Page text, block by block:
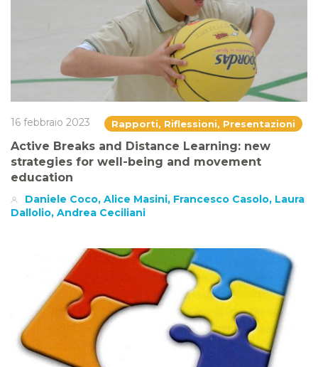
16 febbraio 2023 Rapporti, Riflessioni, Presentazioni
Active Breaks and Distance Learning: new
strategies for well-being and movement
education
Daniele Coco, Alice Masini, Francesco Casolo, Laura
Dallolio, Andrea Ceciliani